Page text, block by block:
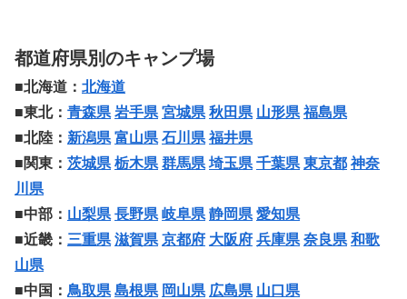
都道府県別のキャンプ場
■北海道： 北海道
■東北： 青森県 岩手県 宮城県 秋田県 山形県 福島県
■北陸： 新潟県 富山県 石川県 福井県
■関東： 茨城県 栃木県 群馬県 埼玉県 千葉県 東京都 神奈
川県
■中部： 山梨県 長野県 岐阜県 静岡県 愛知県
■近畿： 三重県 滋賀県 京都府 大阪府 兵庫県 奈良県 和歌
山県
■中国： 鳥取県 島根県 岡山県 広島県 山口県